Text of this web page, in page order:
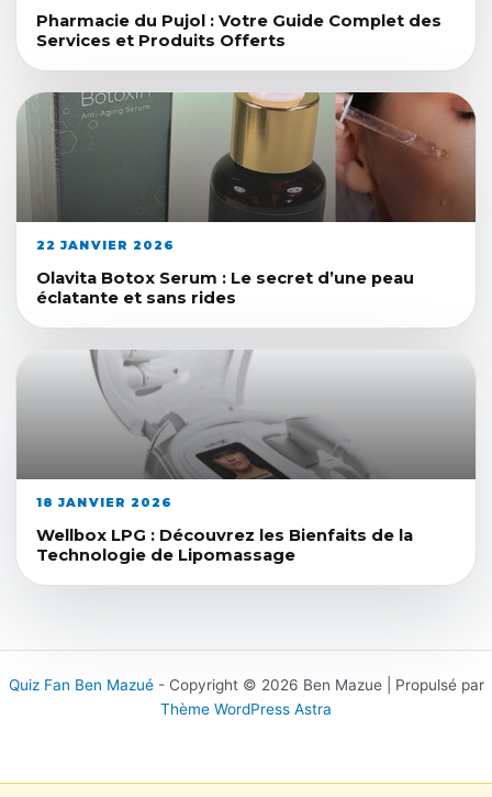
Pharmacie du Pujol : Votre Guide Complet des
Services et Produits Offerts
22 JANVIER 2026
Olavita Botox Serum : Le secret d’une peau
éclatante et sans rides
18 JANVIER 2026
Wellbox LPG : Découvrez les Bienfaits de la
Technologie de Lipomassage
Quiz Fan Ben Mazué- Copyright © 2026 Ben Mazue | Propulsé par
Thème WordPress Astra